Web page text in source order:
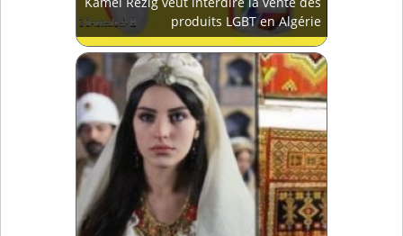
produits LGBT en Algérie